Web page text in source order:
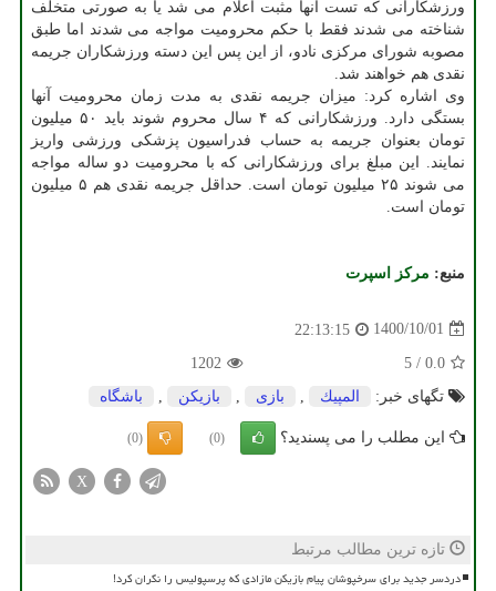
ورزشکارانی که تست آنها مثبت اعلام می شد یا به صورتی متخلف
شناخته می شدند فقط با حکم محرومیت مواجه می شدند اما طبق
مصوبه شورای مرکزی نادو، از این پس این دسته ورزشکاران جریمه
نقدی هم خواهند شد.
وی اشاره کرد: میزان جریمه نقدی به مدت زمان محرومیت آنها
بستگی دارد. ورزشکارانی که ۴ سال محروم شوند باید ۵۰ میلیون
تومان بعنوان جریمه به حساب فدراسیون پزشکی ورزشی واریز
نمایند. این مبلغ برای ورزشکارانی که با محرومیت دو ساله مواجه
می شوند ۲۵ میلیون تومان است. حداقل جریمه نقدی هم ۵ میلیون
تومان است.
منبع: مركز اسپرت
1400/10/01
22:13:15
0.0
/
5
1202
تگهای خبر:
المپیك بازی بازیكن باشگاه
این مطلب را می پسندید؟ (0)
(0)
X
تازه ترین مطالب مرتبط
دردسر جدید برای سرخپوشان پیام بازیکن مازادی که پرسپولیس را نگران کرد!